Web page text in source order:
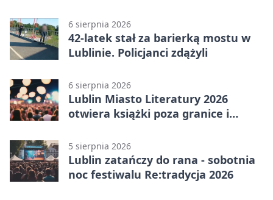
6 sierpnia 2026
42-latek stał za barierką mostu w
Lublinie. Policjanci zdążyli
6 sierpnia 2026
Lublin Miasto Literatury 2026
otwiera książki poza granice i
5 sierpnia 2026
Lublin zatańczy do rana - sobotnia
noc festiwalu Re:tradycja 2026